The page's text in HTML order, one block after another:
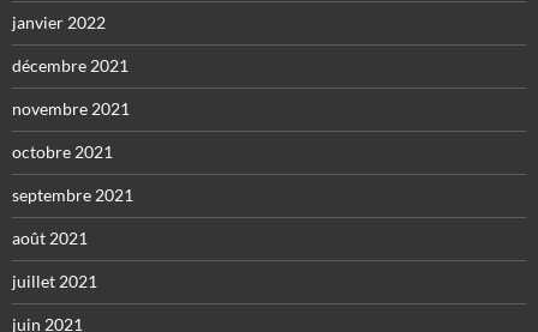
janvier 2022
décembre 2021
novembre 2021
octobre 2021
septembre 2021
août 2021
juillet 2021
juin 2021